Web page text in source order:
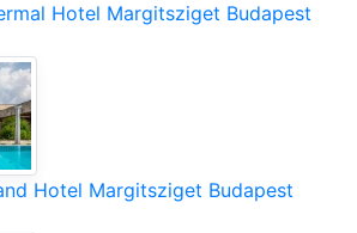
Hotel Margitsziget Budapest
Hotel Margitsziget Budapest